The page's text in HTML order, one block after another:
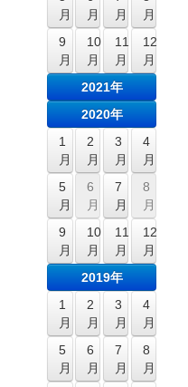
月
月
月
月
9
月
10
月
11
月
12
月
2021年
2020年
1
月
2
月
3
月
4
月
5
月
6
月
7
月
8
月
9
月
10
月
11
月
12
月
2019年
1
月
2
月
3
月
4
月
5
月
6
月
7
月
8
月